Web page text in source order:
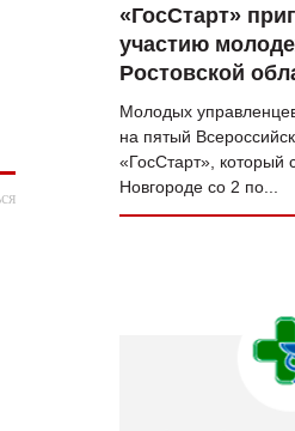
«ГосСтарт»
участию
Ростовской
Молодых
на пятый
«ГосСтарт», который
Новгороде со 2 по...